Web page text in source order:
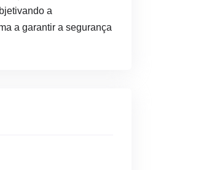
a
a garantir a segurança